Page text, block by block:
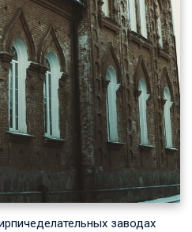
заводах